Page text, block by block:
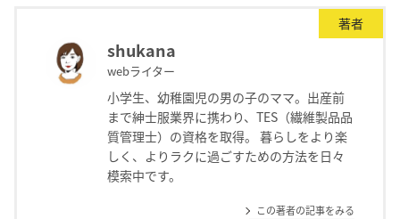
著者
shukana
webライター
小学生、幼稚園児の男の子のママ。出産前
まで紳士服業界に携わり、TES（繊維製品品
質管理士）の資格を取得。 暮らしをより楽
しく、よりラクに過ごすための方法を日々
模索中です。
この著者の記事をみる